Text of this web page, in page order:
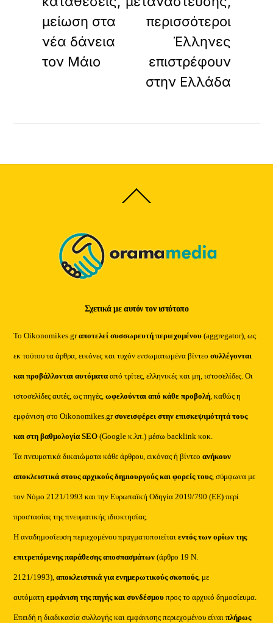
μείωση στα
νέα δάνεια
τον Μάιο
περισσότεροι
Έλληνες
επιστρέφουν
στην Ελλάδα
Back
To
Σχετικά με αυτόν τον ιστότοπο
Το Oikonomikes.grαποτελεί συσσωρευτή περιεχομένου (aggregator), ως
εκ τούτου τα άρθρα, εικόνες και τυχόν ενσωματωμένα βίντεοσυλλέγονται
και προβάλλονται αυτόματααπό τρίτες, ελληνικές και μη, ιστοσελίδες. Οι
ιστοσελίδες αυτές, ως πηγές,ωφελούνται από κάθε προβολή, καθώς η
εμφάνιση στο Oikonomikes.grσυνεισφέρει στην επισκεψιμότητά τους
και στη βαθμολογία SEO (Google κ.λπ.) μέσω backlink κοκ.
Τα πνευματικά δικαιώματα κάθε άρθρου, εικόνας ή βίντεοανήκουν
αποκλειστικά στους αρχικούς δημιουργούς και φορείς τους, σύμφωνα με
τον Νόμο 2121/1993 και την Ευρωπαϊκή Οδηγία 2019/790 (ΕΕ) περί
προστασίας της πνευματικής ιδιοκτησίας.
Η αναδημοσίευση περιεχομένου πραγματοποιείταιεντός των ορίων της
επιτρεπόμενης παράθεσης αποσπασμάτων (άρθρο 19 Ν.
2121/1993), αποκλειστικά για ενημερωτικούς σκοπούς, με
αυτόματηεμφάνιση της πηγής και συνδέσμου προς το αρχικό δημοσίευμα.
Επειδή η διαδικασία συλλογής και εμφάνισης περιεχομένου είναιπλήρως